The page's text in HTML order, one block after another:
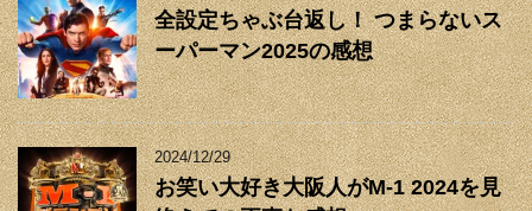
全設定ちゃぶ台返し！ つまらないス
ーパーマン2025の感想
2024/12/29
お笑い大好き大阪人がM-1 2024を見